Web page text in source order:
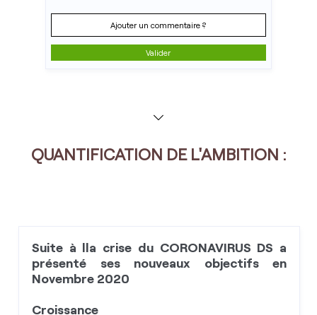
Ajouter un commentaire ?
Valider
QUANTIFICATION DE L'AMBITION :
Suite à lla crise du CORONAVIRUS DS a
présenté ses nouveaux objectifs en
Novembre 2020
Croissance